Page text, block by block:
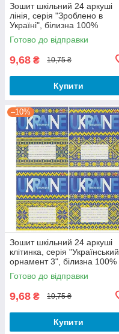
Зошит шкільний 24 аркуші
лінія, серія "Зроблено в
Україні", білизна 100%
Готово до відправки
9,68 ₴ 10,75 ₴
Купити
–10%
Зошит шкільний 24 аркуші
клітинка, серія "Український
орнамент 3", білизна 100%
Готово до відправки
9,68 ₴ 10,75 ₴
Купити